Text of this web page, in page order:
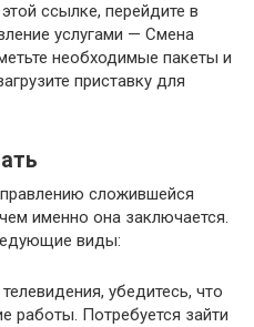
ссылке, перейдите в
услугами — Смена
необходимые пакеты и
приставку для
сложившейся
именно она заключается.
виды:
убедитесь, что
работы. Потребуется зайти